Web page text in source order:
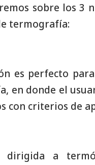
sobre los 3
termografía:
es perfecto
en donde el
con criterios de
dirigida a